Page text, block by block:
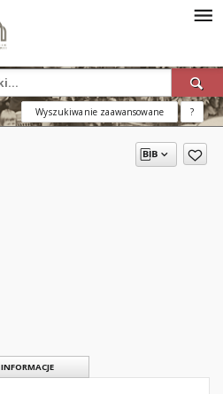
Wyszukiwanie zaawansowane ?
INFORMACJE